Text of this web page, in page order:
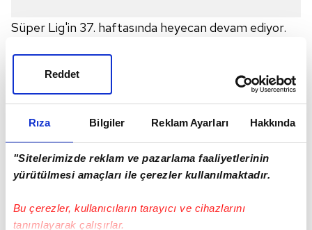
Rıza Bilgiler Reklam Ayarları Hakkında
"Sitelerimizde reklam ve pazarlama faaliyetlerinin
yürütülmesi amaçları ile çerezler kullanılmaktadır.
Bu çerezler, kullanıcıların tarayıcı ve cihazlarını
tanımlayarak çalışırlar.
Reddet
Süper Lig'in 37. haftasında heyecan devam ediyor.
paylaşıyor. Maçın canlı anlatımına haberimizden
KAYSERİSPOR - MALATYASPOR 11'LER:
Kayserispor:
Cenk, Kolovetsios, Uğur, İlhan, Yasir,
Gökhan, Emrah, İbrahim, Ramazan, Campanharo,
Mustafa